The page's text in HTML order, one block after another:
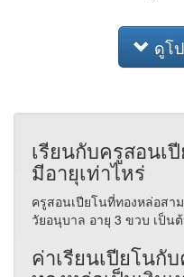
ดูโ
เรียนกับครูสอนเ
มีอายุเท่าไหร่
ครูสอนเปียโนที่ทองหล่อสา
วัยอนุบาล อายุ 3 ขวบ เป็น
ค่าเรียนเปียโนกั